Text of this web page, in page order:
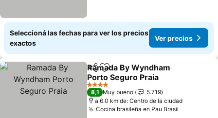
Seleccioná las fechas para ver los precios
exactos
Ver precios
CompartirAñadir a favoritos
Ramada By Wyndham
Porto Seguro Praia
4 Estrellas
8,1 Muy bueno
5.719
a 6.0 km de: Centro de la ciudad
Cocina brasileña en Pau Brasil